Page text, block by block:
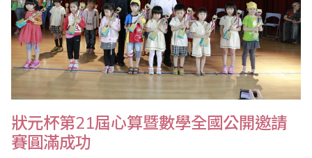
狀元杯第21屆心算暨數學全國公開邀請
賽圓滿成功